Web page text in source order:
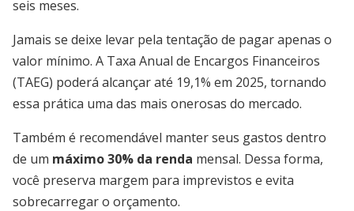
seis meses.
Jamais se deixe levar pela tentação de pagar apenas o
valor mínimo. A Taxa Anual de Encargos Financeiros
(TAEG) poderá alcançar até 19,1% em 2025, tornando
essa prática uma das mais onerosas do mercado.
Também é recomendável manter seus gastos dentro
de um máximo 30% da renda mensal. Dessa forma,
você preserva margem para imprevistos e evita
sobrecarregar o orçamento.